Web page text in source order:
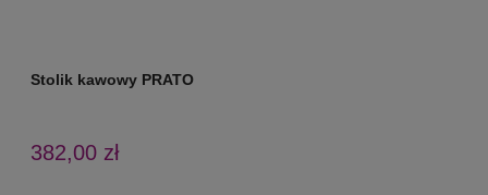
Stolik kawowy PRATO
382,00 zł